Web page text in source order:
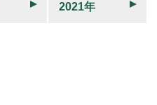
2021年